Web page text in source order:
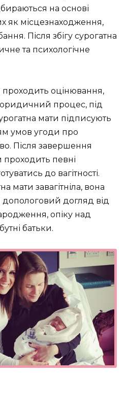
на основі
як місцезнаходження,
Після збігу сурогатна
та психологічне
оцінювання,
процес, під
мати підписують
умов угоди про
Після завершення
проходить певні
до вагітності.
мати завагітніла, вона
догляд від
опіку над
батьки.